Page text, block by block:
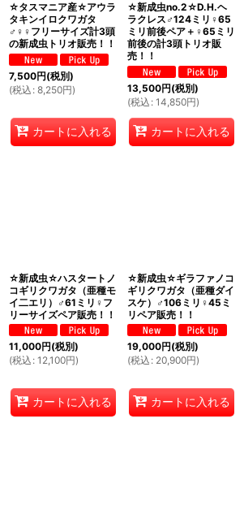
☆タスマニア産☆アウラ
タキンイロクワガタ
♂♀♀フリーサイズ計3頭
の新成虫トリオ販売！！
7,500円(税別)
(税込 : 8,250円)
カートに入れる
☆新成虫no.2☆D.H.ヘ
ラクレス♂124ミリ♀65
ミリ前後ペア＋♀65ミリ
前後の計3頭トリオ販
売！！
13,500円(税別)
(税込 : 14,850円)
カートに入れる
☆新成虫☆ハスタートノ
コギリクワガタ（亜種モ
イ二エリ）♂61ミリ♀フ
リーサイズペア販売！！
11,000円(税別)
(税込 : 12,100円)
カートに入れる
☆新成虫☆ギラファノコ
ギリクワガタ（亜種ダイ
スケ）♂106ミリ♀45ミ
リペア販売！！
19,000円(税別)
(税込 : 20,900円)
カートに入れる